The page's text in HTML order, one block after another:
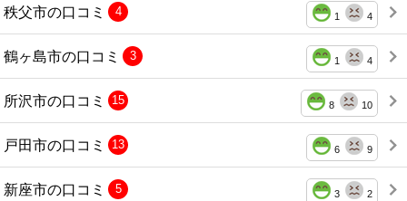
秩父市の口コミ 1 4
4
鶴ヶ島市の口コミ 1 4
3
所沢市の口コミ 8 10
15
戸田市の口コミ 6 9
13
新座市の口コミ 3 2
5